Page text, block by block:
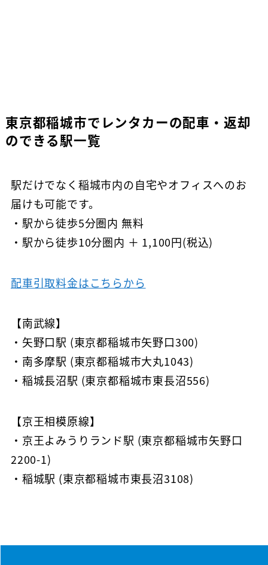
東京都稲城市でレンタカーの配車・返却
のできる駅一覧
駅だけでなく稲城市内の自宅やオフィスへのお
届けも可能です。
・駅から徒歩5分圏内 無料
・駅から徒歩10分圏内 ＋ 1,100円(税込)
配車引取料金はこちらから
【南武線】
・矢野口駅 (東京都稲城市矢野口300)
・南多摩駅 (東京都稲城市大丸1043)
・稲城長沼駅 (東京都稲城市東長沼556)
【京王相模原線】
・京王よみうりランド駅 (東京都稲城市矢野口
2200-1)
・稲城駅 (東京都稲城市東長沼3108)